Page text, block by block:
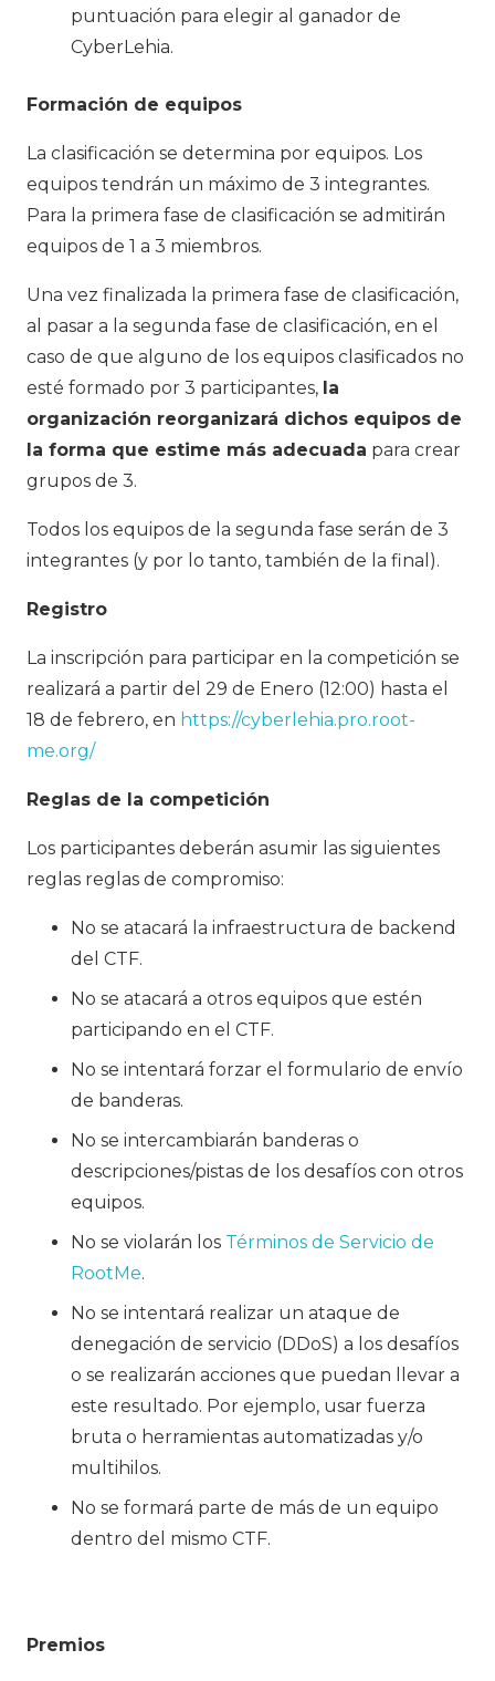
puntuación para elegir al ganador de
CyberLehia.
Formación de equipos
La clasificación se determina por equipos. Los
equipos tendrán un máximo de 3 integrantes.
Para la primera fase de clasificación se admitirán
equipos de 1 a 3 miembros.
Una vez finalizada la primera fase de clasificación,
al pasar a la segunda fase de clasificación, en el
caso de que alguno de los equipos clasificados no
esté formado por 3 participantes, la
organización reorganizará dichos equipos de
la forma que estime más adecuada para crear
grupos de 3.
Todos los equipos de la segunda fase serán de 3
integrantes (y por lo tanto, también de la final).
Registro
La inscripción para participar en la competición se
realizará a partir del 29 de Enero (12:00) hasta el
18 de febrero, en https://cyberlehia.pro.root-
me.org/
Reglas de la competición
Los participantes deberán asumir las siguientes
reglas reglas de compromiso:
No se atacará la infraestructura de backend
del CTF.
No se atacará a otros equipos que estén
participando en el CTF.
No se intentará forzar el formulario de envío
de banderas.
No se intercambiarán banderas o
descripciones/pistas de los desafíos con otros
equipos.
No se violarán los Términos de Servicio de
RootMe.
No se intentará realizar un ataque de
denegación de servicio (DDoS) a los desafíos
o se realizarán acciones que puedan llevar a
este resultado. Por ejemplo, usar fuerza
bruta o herramientas automatizadas y/o
multihilos.
No se formará parte de más de un equipo
dentro del mismo CTF.
Premios